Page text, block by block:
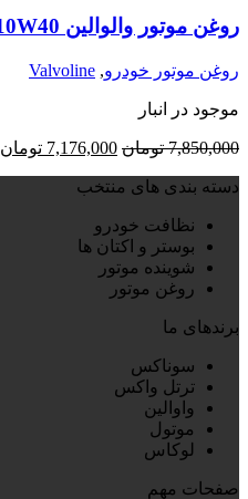
روغن موتور والوالین 10W40 پریمیوم
روغن موتور خودرو,
Valvoline
موجود در انبار
7,850,000 تومان قیمت
7,176,000 تومان
دسته بندی های منتخب
نظافت خودرو
بوستر و اکتان ها
شوینده موتور
روغن موتور
برندهای ما
سوناکس
ترتل واکس
واوالین
موتول
لوکاس
صفحات مهم